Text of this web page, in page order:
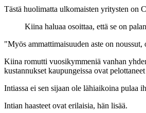
Tästä huolimatta ulkomaisten yritysten on
Kiina haluaa osoittaa, että se on
"Myös ammattimaisuuden aste on
Kiina romutti vuosikymmeniä vanhan
kustannukset kaupungeissa ovat
Intiassa ei sen sijaan ole lähiaikoina pulaa
Intian haasteet ovat erilaisia, hän lisää.